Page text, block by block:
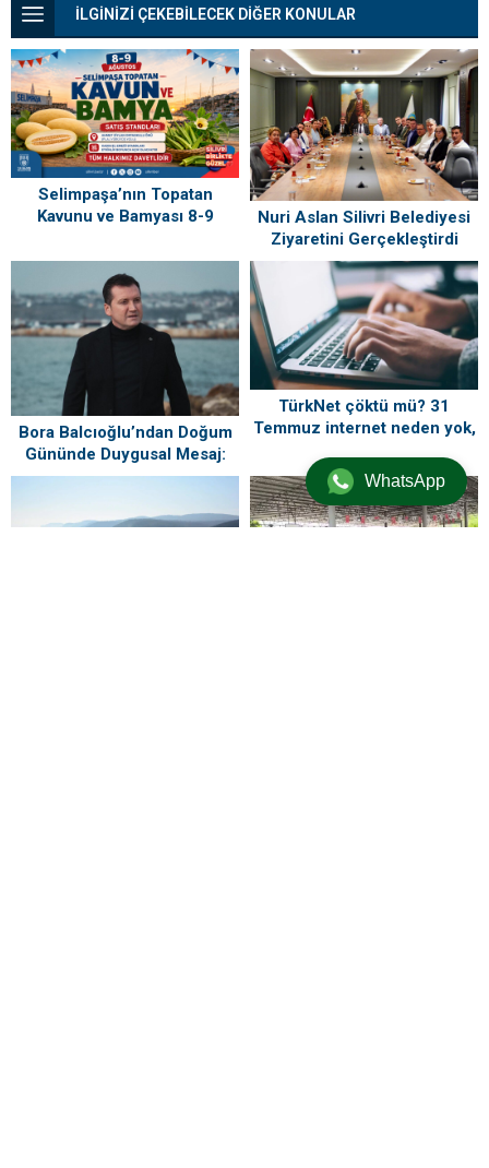
İLGİNİZİ ÇEKEBİLECEK DİĞER KONULAR
Selimpaşa’nın Topatan
Kavunu ve Bamyası 8-9
Buluşuyor
Nuri Aslan Silivri Belediyesi
Ziyaretini Gerçekleştirdi
Bora Balcıoğlu’ndan Doğum
Gününde Duygusal Mesaj:
“Silivri’mi Çok Özlüyorum”
TürkNet çöktü mü? 31
Temmuz internet neden yok,
WhatsApp